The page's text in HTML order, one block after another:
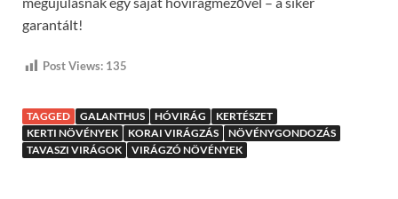
garantált!
Post Views: 135
TAGGED GALANTHUS HÓVIRÁG
KERTÉSZET
KERTI NÖVÉNYEK
KORAI VIRÁGZÁS
NÖVÉNYGONDOZÁS
TAVASZI VIRÁGOK
VIRÁGZÓ NÖVÉNYEK